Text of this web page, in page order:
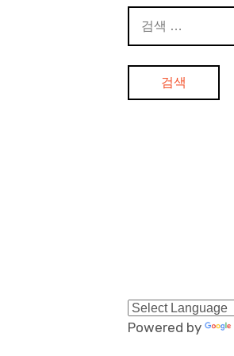
색:
Powered by